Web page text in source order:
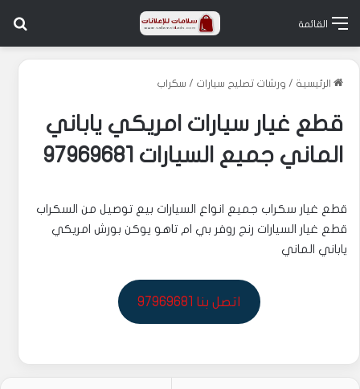
القائمة
الرئيسية / ورشات تصليح سيارات / سكراب
قطع غيار سيارات امريكي ياباني
الماني جميع السيارات 97969681
قطع غيار سكراب جميع انواع السيارات بيع توصيل من السكراب
قطع غيار السيارات رنج روفر بي ام تاهو يوكن بورش امريكي
ياباني الماني
اتصل بنا 97969681